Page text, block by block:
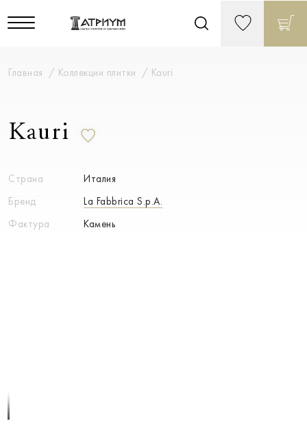
Главная Коллекции плитки Kauri
Kauri
Страна
Италия
Бренд
La Fabbrica S.p.A.
Фактура
Камень